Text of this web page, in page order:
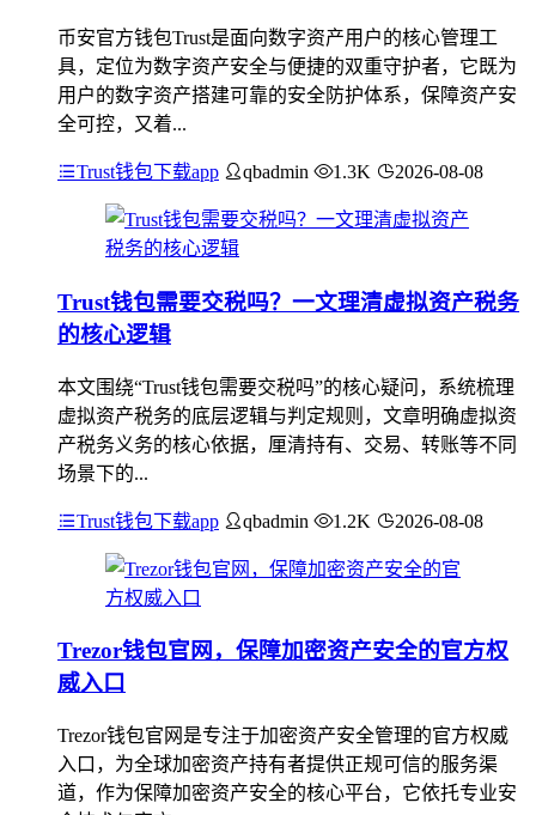
币安官方钱包Trust是面向数字资产用户的核心管理工
具，定位为数字资产安全与便捷的双重守护者，它既为
用户的数字资产搭建可靠的安全防护体系，保障资产安
全可控，又着...
Trust钱包下载app qbadmin 1.3K 2026-08-08
Trust钱包需要交税吗？一文理清虚拟资产税务
的核心逻辑
本文围绕“Trust钱包需要交税吗”的核心疑问，系统梳理
虚拟资产税务的底层逻辑与判定规则，文章明确虚拟资
产税务义务的核心依据，厘清持有、交易、转账等不同
场景下的...
Trust钱包下载app qbadmin 1.2K 2026-08-08
Trezor钱包官网，保障加密资产安全的官方权
威入口
Trezor钱包官网是专注于加密资产安全管理的官方权威
入口，为全球加密资产持有者提供正规可信的服务渠
道，作为保障加密资产安全的核心平台，它依托专业安